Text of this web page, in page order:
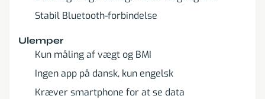
Stabil Bluetooth-forbindelse
Ulemper
Kun måling af vægt og BMI
Ingen app på dansk, kun engelsk
Kræver smartphone for at se data